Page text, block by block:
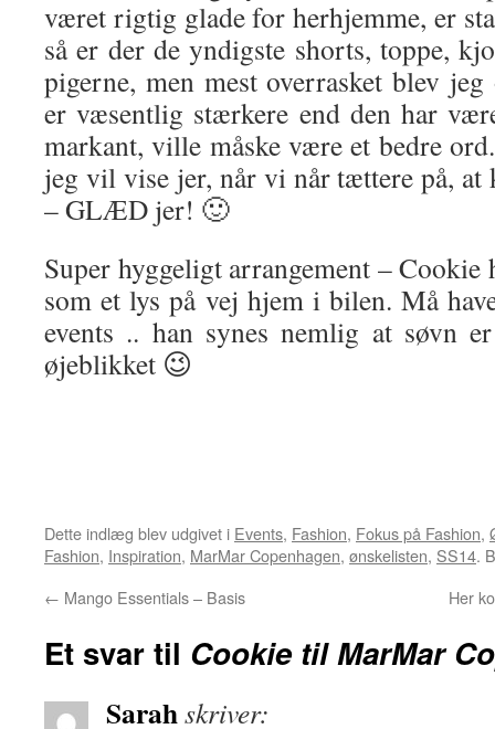
været rigtig glade for herhjemme, er
så er der de yndigste shorts, toppe,
pigerne, men mest overrasket blev jeg
er væsentlig stærkere end den har
markant, ville måske være et bedre
jeg vil vise jer, når vi når tættere på, at
– GLÆD jer! 🙂
Super hyggeligt arrangement – Cookie
som et lys på vej hjem i bilen. Må
events .. han synes nemlig at søvn
øjeblikket 😉
Dette indlæg blev udgivet i Events, Fashion, Fokus på Fashion,
Fashion, Inspiration, MarMar Copenhagen, ønskelisten, SS14.
← Mango Essentials – Basis Her
Et svar til Cookie til MarMar
Sarahskriver: